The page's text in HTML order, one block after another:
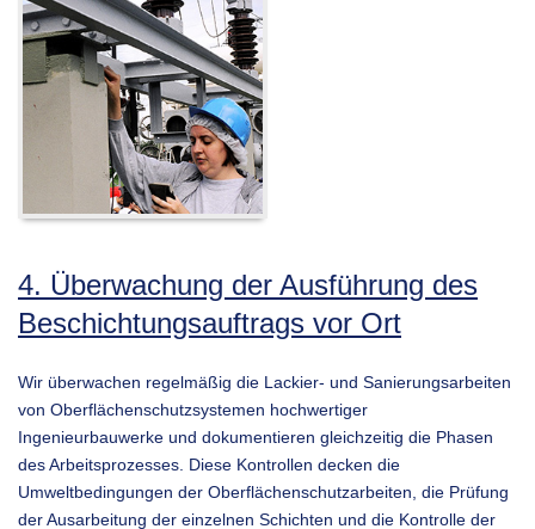
4. Überwachung der Ausführung des
Beschichtungsauftrags vor Ort
Wir überwachen regelmäßig die Lackier- und Sanierungsarbeiten
von Oberflächenschutzsystemen hochwertiger
Ingenieurbauwerke und dokumentieren gleichzeitig die Phasen
des Arbeitsprozesses. Diese Kontrollen decken die
Umweltbedingungen der Oberflächenschutzarbeiten, die Prüfung
der Ausarbeitung der einzelnen Schichten und die Kontrolle der